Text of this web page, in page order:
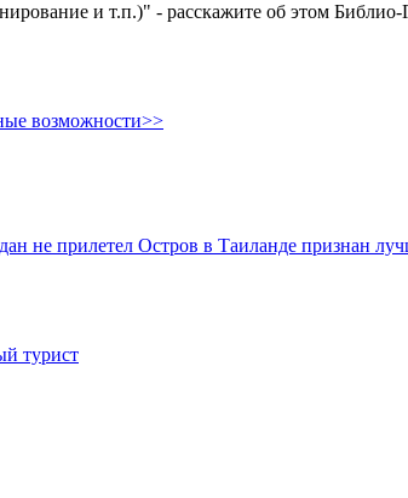
и т.п.)" - расскажите об этом Библио-
возможности>>
не прилетел Остров в Таиланде признан
турист